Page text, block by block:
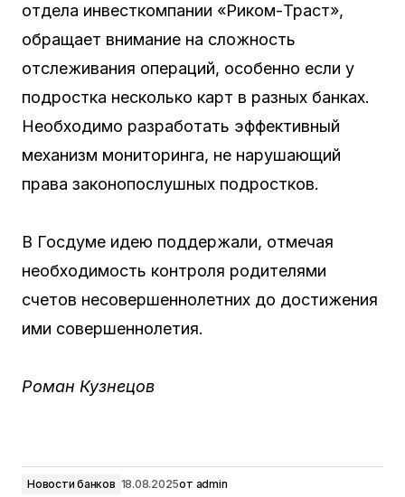
отдела инвесткомпании «Риком-Траст»,
обращает внимание на сложность
отслеживания операций, особенно если у
подростка несколько карт в разных банках.
Необходимо разработать эффективный
механизм мониторинга, не нарушающий
права законопослушных подростков.
В Госдуме идею поддержали, отмечая
необходимость контроля родителями
счетов несовершеннолетних до достижения
ими совершеннолетия.
Роман Кузнецов
Новости банков 18.08.2025от admin